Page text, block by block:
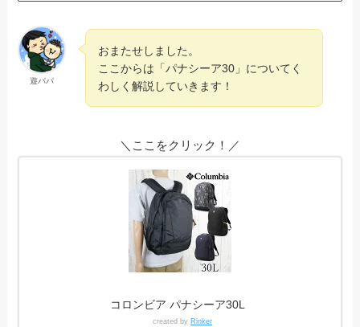
遊パパ
おまたせしました。
ここからは「パナシーア30」についてく
わしく解説していきます！
＼ここをクリック！／
コロンビア パナシーア30L
created by Rinker